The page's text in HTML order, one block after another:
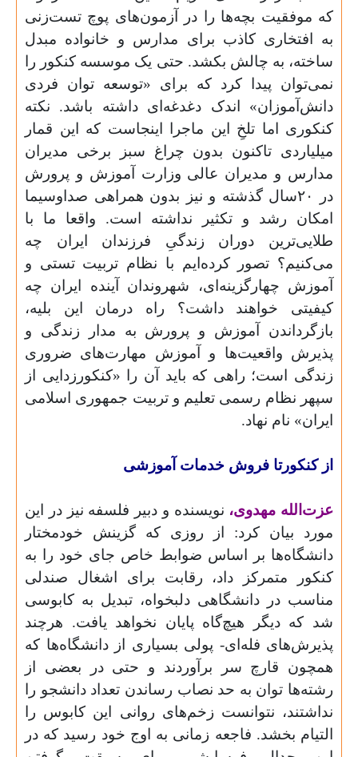
که موفقیت بچه‌ها را در آزمون‌های پوچ تست‌زنی
به افتخاری کاذب برای مدارس و خانواده مبدل
ساخته، به چالش بکشد. حتی یک موسسه کنکور را
نمی‌توان پیدا کرد که برای «توسعه توان فردی
دانش‌آموزان» اندک دغدغه‌ای داشته باشد. نکته
کنکوری اما تلخِ این ماجرا اینجاست که این قمار
میلیاردی تاکنون بدون چراغ سبز برخی مدیران
مدارس و مدیران عالی وزارت آموزش و پرورش
در ۲۰سال گذشته و نیز بدون همراهی صداوسیما
امکان رشد و تکثیر نداشته است. واقعا ما با
طلایی‌ترین دوران زندگیِ فرزندان ایران چه
می‌کنیم؟ تصور کرده‌ایم با نظام تربیت تستی و
آموزش چهارگزینه‌ای، شهروندان آینده ایران چه
کیفیتی خواهند داشت؟ راه درمان این بلیه،
بازگرداندن آموزش و پرورش به مدار زندگی و
پذیرش واقعیت‌ها و آموزش مهارت‌های ضروری
زندگی است؛ راهی که باید آن را «کنکور‌زدایی از
سپهر نظام رسمی تعلیم و تربیت جمهوری اسلامی
ایران» نام نهاد.
از کنکورتا فروش خدمات آموزشی
عزت‌الله مهدوی، نویسنده و دبیر فلسفه نیز در این
مورد بیان کرد: از روزی که گزینش خود‌مختار
دانشگاه‌ها بر اساس ضوابط خاص جای خود را به
کنکور متمرکز داد، رقابت برای اشغال صندلی
مناسب در دانشگاهی دلبخواه، تبدیل به کابوسی
شد که دیگر هیچ‌گاه پایان نخواهد یافت. هرچند
پذیرش‌های فله‌ای- پولی بسیاری از دانشگاه‌ها که
همچون قارچ سر برآوردند و حتی در بعضی از
رشته‌ها توان به حد نصاب رساندن تعداد دانشجو را
نداشتند، نتوانست زخم‌های روانی این کابوس را
التیام بخشد. فاجعه زمانی به اوج خود رسید که در